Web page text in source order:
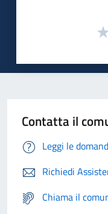
Contatta il
Leggi le
Richiedi
Chiama il